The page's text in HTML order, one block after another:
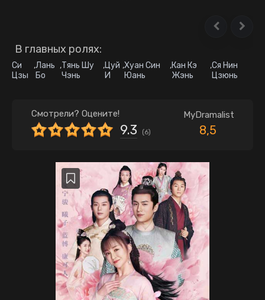
В главных ролях:
Си
Цзы
,Лань
Бо
,Тянь Шу
Чэнь
,Цуй
И
,Хуан Син
Юань
,Кан Кэ
Жэнь
,Ся Нин
Цзюнь
Смотрели? Оцените!
9.3 (6)
MyDramalist
8,5